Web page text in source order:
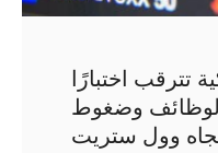
تترقب اختبارًا
وضغوط
وول ستريت